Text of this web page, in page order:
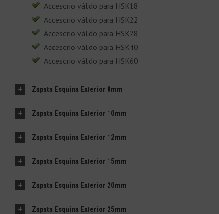
Accesorio válido para HSK18
Accesorio válido para HSK22
Accesorio válido para HSK28
Accesorio válido para HSK40
Accesorio válido para HSK60
Zapata Esquina Exterior 8mm
Zapata Esquina Exterior 10mm
Zapata Esquina Exterior 12mm
Zapata Esquina Exterior 15mm
Zapata Esquina Exterior 20mm
Zapata Esquina Exterior 25mm